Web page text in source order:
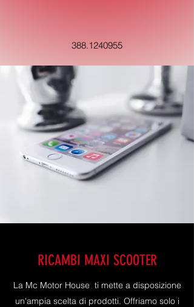
388.1240955
RICAMBI MAXI SCOOTER
La Mc Motor House ti mette a disposizione
un'ampia scelta di prodotti. Offriamo solo i